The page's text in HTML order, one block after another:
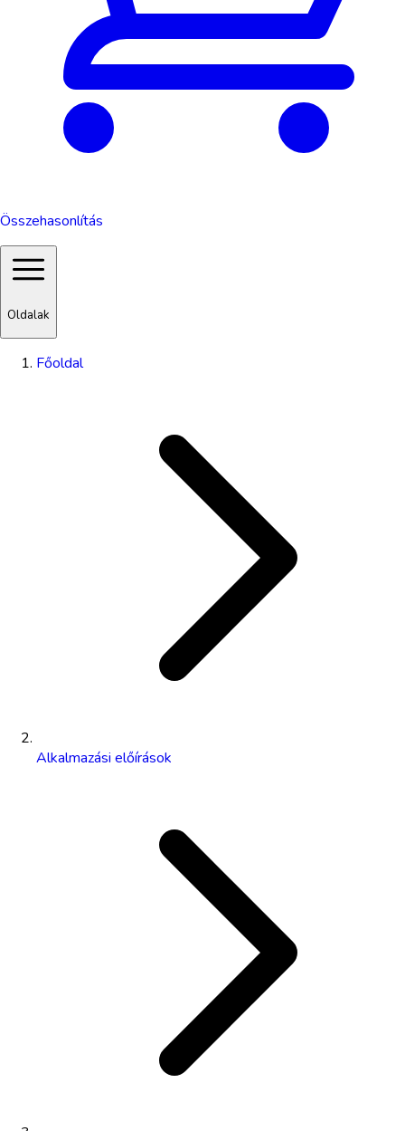
Összehasonlítás
Oldalak
Főoldal
Alkalmazási előírások